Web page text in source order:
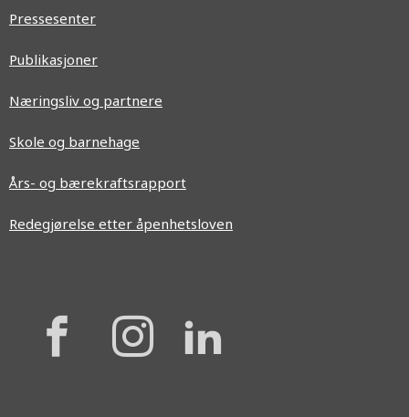
Pressesenter
Publikasjoner
Næringsliv og partnere
Skole og barnehage
Års- og bærekraftsrapport
Redegjørelse etter åpenhetsloven
{{
'Facebook'|t
}}
{{
}}